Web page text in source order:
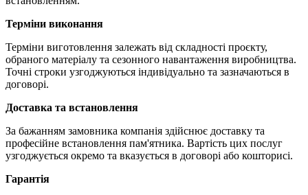
Терміни виконання
Терміни виготовлення залежать від складності проєкту,
обраного матеріалу та сезонного навантаження виробництва.
Точні строки узгоджуються індивідуально та зазначаються в
договорі.
Доставка та встановлення
За бажанням замовника компанія здійснює доставку та
професійне встановлення пам'ятника. Вартість цих послуг
узгоджується окремо та вказується в договорі або кошторисі.
Гарантія